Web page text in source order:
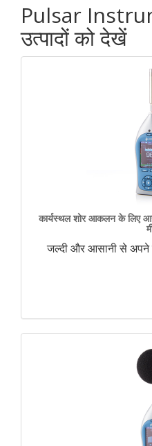
Pulsar
उत्पादों को देखें
कार्यस्थल शोर आकलन के लिए
जल्दी और आसानी से अपने